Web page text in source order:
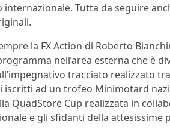
internazionale. Tutta da seguire
la FX Action di Roberto
nell’area esterna che è
tracciato realizzato
iscritti ad un trofeo Minimotard
QuadStore Cup realizzata in
e gli sfidanti della attesissime